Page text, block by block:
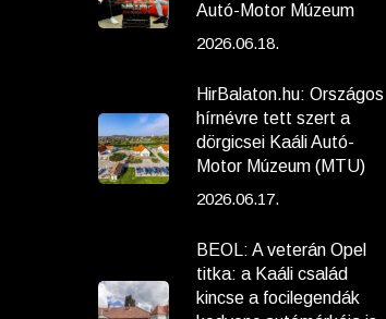
Autó-Motor Múzeum
2026.06.18.
HirBalaton.hu: Országos
hírnévre tett szert a
dörgicsei Kaáli Autó-
Motor Múzeum (MTU)
2026.06.17.
BEOL: A veterán Opel
titka: a Kaáli család
kincse a focilegendák